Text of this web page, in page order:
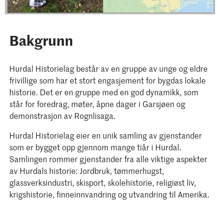
Bakgrunn
Hurdal Historielag består av en gruppe av unge og eldre
frivillige som har et stort engasjement for bygdas lokale
historie. Det er en gruppe med en god dynamikk, som
står for foredrag, møter, åpne dager i Garsjøen og
demonstrasjon av Rognlisaga.
Hurdal Historielag eier en unik samling av gjenstander
som er bygget opp gjennom mange tiår i Hurdal.
Samlingen rommer gjenstander fra alle viktige aspekter
av Hurdals historie: Jordbruk, tømmerhugst,
glassverksindustri, skisport, skolehistorie, religiøst liv,
krigshistorie, finneinnvandring og utvandring til Amerika.